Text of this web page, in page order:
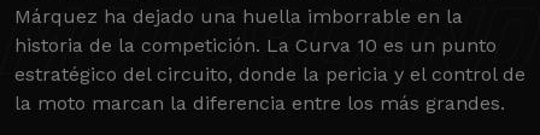
Márquez ha dejado una huella imborrable en la
historia de la competición. La Curva 10 es un punto
estratégico del circuito, donde la pericia y el control de
la moto marcan la diferencia entre los más grandes.